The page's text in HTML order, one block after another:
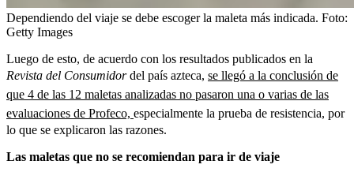
Dependiendo del viaje se debe escoger la maleta más indicada. Foto:
Getty Images
Luego de esto, de acuerdo con los resultados publicados en la
Revista del Consumidordel país azteca, se llegó a la conclusión de
que 4 de las 12 maletas analizadas no pasaron una o varias de las
evaluaciones de Profeco, especialmente la prueba de resistencia, por
lo que se explicaron las razones.
Las maletas que no se recomiendan para ir de viaje